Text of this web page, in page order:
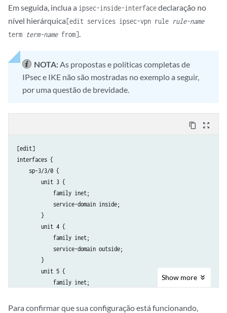
Em seguida, inclua a ipsec-inside-interfacedeclaração no
nível hierárquica[edit services ipsec-vpn rule rule-name
term term-namefrom]
NOTA: As propostas e políticas completas de
IPsec e IKE não são mostradas no exemplo a seguir,
por uma questão de brevidade.
content_copy zoom_out_map
[edit]
interfaces {
    sp-3/3/0 {
        unit 3 {
            family inet;
            service-domain inside;
        }
        unit 4 {
            family inet;
            service-domain outside;
        }
        unit 5 {
            family inet;
        }
Show more
Para confirmar que sua configuração está funcionando,